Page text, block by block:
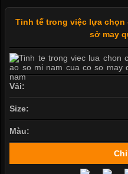
Tinh tế trong việc lựa chọn
sở may
Vải:
Size:
Màu: